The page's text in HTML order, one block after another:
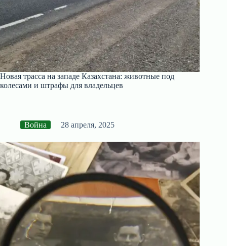
Новая трасса на западе Казахстана: животные под
колесами и штрафы для владельцев
Война 28 апреля, 2025